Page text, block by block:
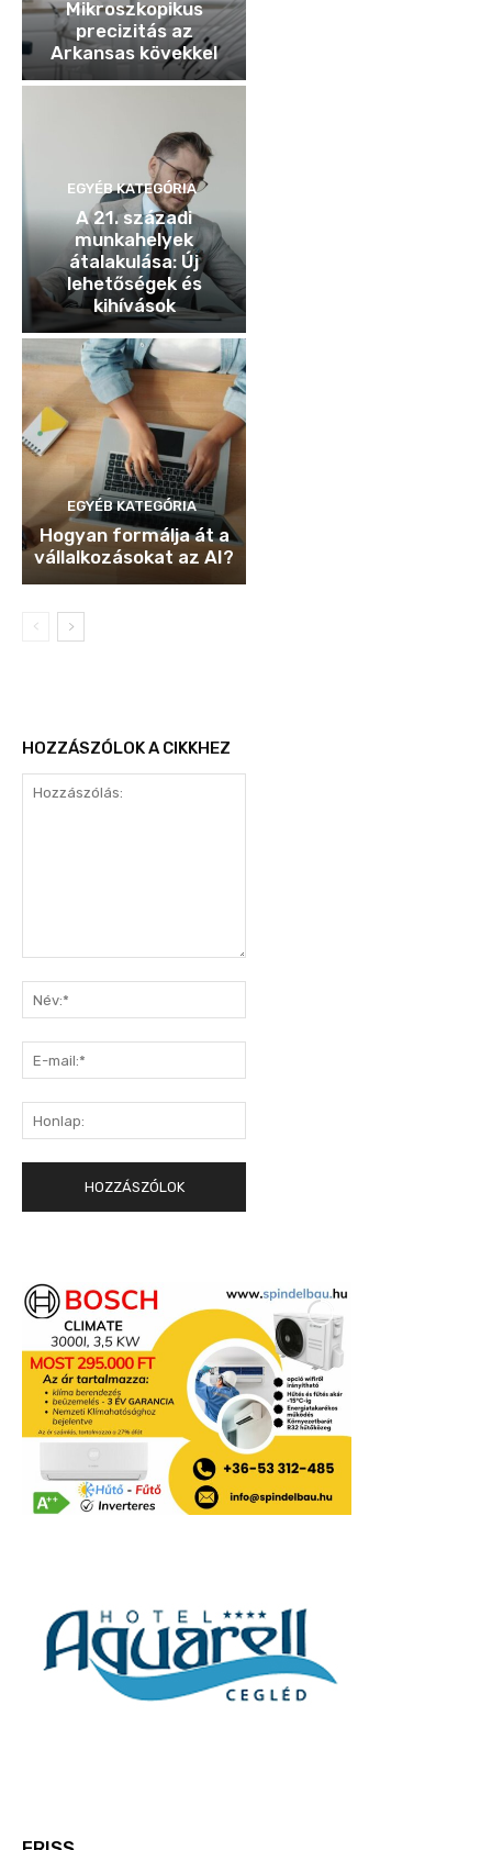
Mikroszkopikus
precizitás az
Arkansas kövekkel
EGYÉB KATEGÓRIA
A 21. századi
munkahelyek
átalakulása: Új
lehetőségek és
kihívások
EGYÉB KATEGÓRIA
Hogyan formálja át a
vállalkozásokat az AI?
HOZZÁSZÓLOK A CIKKHEZ
mail:*